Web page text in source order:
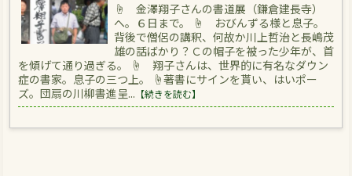
☝ 金澤翔子さんの書道展（鎌倉建長寺）
へ。６日まで。 ☝ おびんずる様と息子。
背後で僧侶の講釈、何故か川上哲治と長嶋茂
雄の話ばかり？Ｃの帽子を被った少年が、首
を傾げて通り過ぎる。 ☝ 翔子さんは、世界的に有名なダウン
症の書家。息子の三つ上。 ☝著書にサインを貰い、はいポー
ズ。団扇の川柳書進呈... 【続きを読む】